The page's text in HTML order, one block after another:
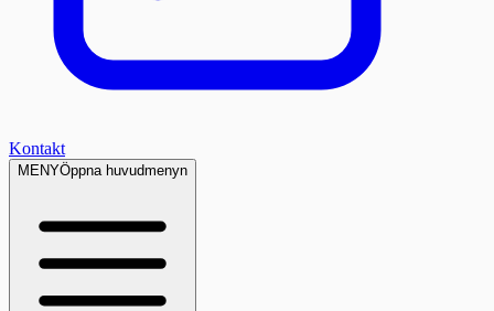
Kontakt
MENYÖppna huvudmenyn